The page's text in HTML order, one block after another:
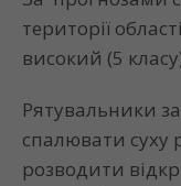
території
високий (5
Рятувальники
спалювати суху
розводити